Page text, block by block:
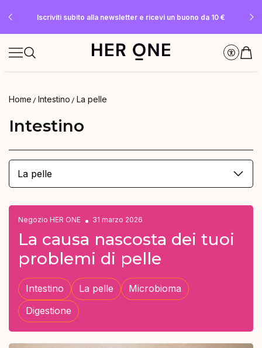
Iscriviti subito alla newsletter e ricevi un buono da 10 €
Risparmia fino al 30% con Subscriptions nostri Subscriptions
Home Intestino La pelle
Intestino
La pelle
Negozio HER ONE 31 marzo 2026
La causa nascosta dei tuoi
problemi di pelle
Intestino La pelle
Microbioma
Digestione